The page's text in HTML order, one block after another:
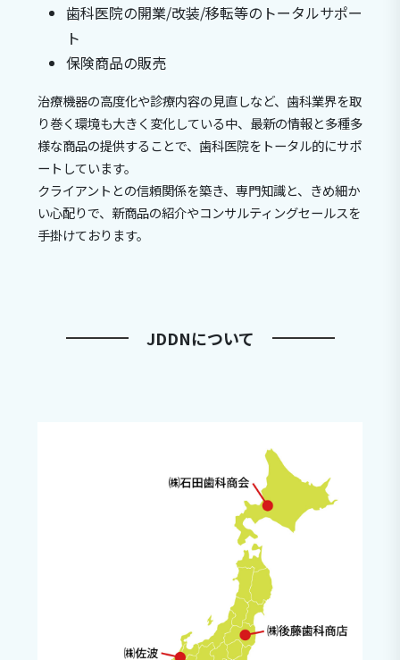
歯科医院の開業/改装/移転等のトータルサポー
ト
保険商品の販売
治療機器の高度化や診療内容の見直しなど、歯科業界を取
り巻く環境も大きく変化している中、最新の情報と多種多
様な商品の提供することで、歯科医院をトータル的にサポ
ートしています。
クライアントとの信頼関係を築き、専門知識と、きめ細か
い心配りで、新商品の紹介やコンサルティングセールスを
手掛けております。
JDDNについて